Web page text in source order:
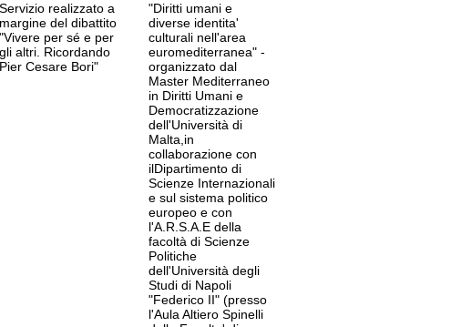
a orientamento flosofico, counselor e formatore
1 min 12 sec
lettura di brani di Pier Cesare Bori
la Pace presso il Centro Studi Domenico Sereno
a orientamento filosofico e formatrice
Servizio realizzato a
margine del dibattito
"Vivere per sé e per
gli altri. Ricordando
Pier Cesare Bori"
"Diritti umani e
diverse identita'
culturali nell'area
euromediterranea" -
organizzato dal
Master Mediterraneo
in Diritti Umani e
Democratizzazione
dell'Università di
Malta,in
collaborazione con
ilDipartimento di
Scienze Internazionali
e sul sistema politico
europeo e con
l'A.R.S.A.E della
facoltà di Scienze
Politiche
dell'Università degli
Studi di Napoli
"Federico II" (presso
l'Aula Altiero Spinelli